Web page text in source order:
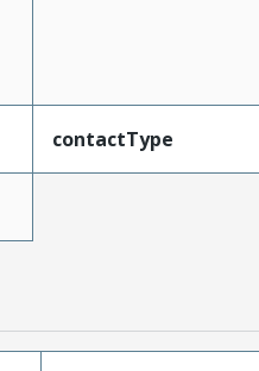
contactType